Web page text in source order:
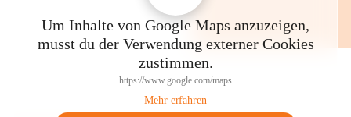
Um Inhalte von Google Maps anzuzeigen,
musst du der Verwendung externer Cookies
zustimmen.
https://www.google.com/maps
Mehr erfahren